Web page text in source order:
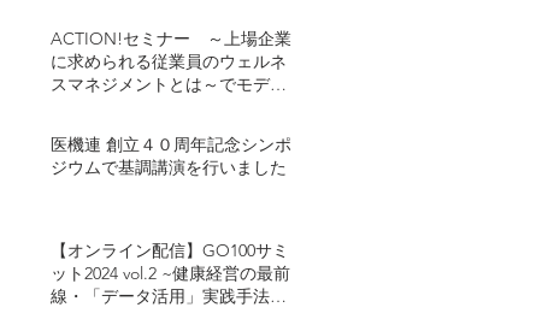
ACTION!セミナー ～上場企業
に求められる従業員のウェルネ
スマネジメントとは～でモデレ
医機連 創立４０周年記念シンポ
ジウムで基調講演を行いました
【オンライン配信】GO100サミ
ット2024 vol.2 ~健康経営の最前
線・「データ活用」実践手法~